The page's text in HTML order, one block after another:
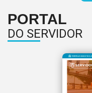
PORTAL
DO SERVIDOR